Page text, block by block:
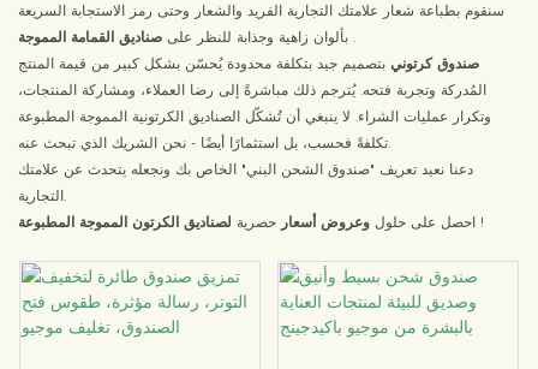
سنقوم بطباعة شعار علامتك التجارية الفريد والشعار وحتى رمز الاستجابة السريعة
بألوان زاهية وجذابة للنظر على صناديق القمامة المموجة
.
صندوق كرتوني بتصميم جيد بتكلفة محدودة يُحسّن بشكل كبير من قيمة المنتج
المُدركة وتجربة فتحه. يُترجم ذلك مباشرةً إلى رضا العملاء، ومشاركة المنتجات،
وتكرار عمليات الشراء. لا ينبغي أن تُشكّل الصناديق الكرتونية المموجة المطبوعة
تكلفةً فحسب، بل استثمارًا أيضًا - نحن الشريك الذي تبحث عنه.
دعنا نعيد تعريف "صندوق الشحن البني" الخاص بك ونجعله يتحدث عن علامتك
التجارية.
احصل على حلول وعروض أسعار حصرية لصناديق الكرتون المموجة المطبوعة !